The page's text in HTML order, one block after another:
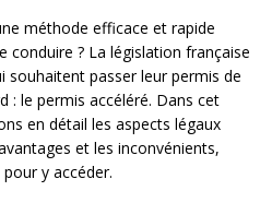
méthode efficace et rapide
conduire ? La législation française
souhaitent passer leur permis de
: le permis accéléré. Dans cet
en détail les aspects légaux
et les inconvénients,
y accéder.